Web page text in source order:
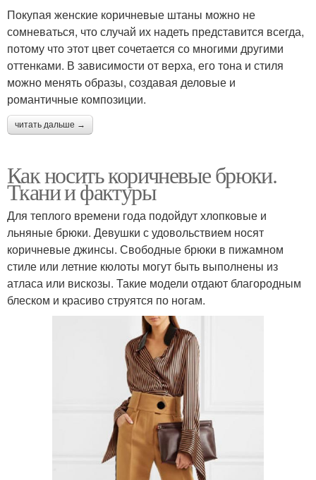
Покупая женские коричневые штаны можно не
сомневаться, что случай их надеть представится всегда,
потому что этот цвет сочетается со многими другими
оттенками. В зависимости от верха, его тона и стиля
можно менять образы, создавая деловые и
романтичные композиции.
читать дальше →
Как носить коричневые брюки.
Ткани и фактуры
Для теплого времени года подойдут хлопковые и
льняные брюки. Девушки с удовольствием носят
коричневые джинсы. Свободные брюки в пижамном
стиле или летние кюлоты могут быть выполнены из
атласа или вискозы. Такие модели отдают благородным
блеском и красиво струятся по ногам.